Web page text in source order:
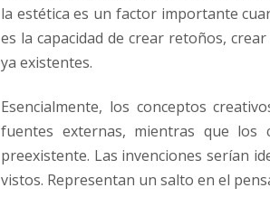
la estética es un factor importante
es la capacidad de crear retoños,
ya existentes.
Esencialmente, los conceptos
fuentes externas, mientras que los
preexistente. Las invenciones serían
vistos. Representan un salto en el